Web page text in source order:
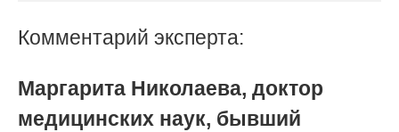
Комментарий эксперта:
Маргарита Николаева, доктор
медицинских наук, бывший